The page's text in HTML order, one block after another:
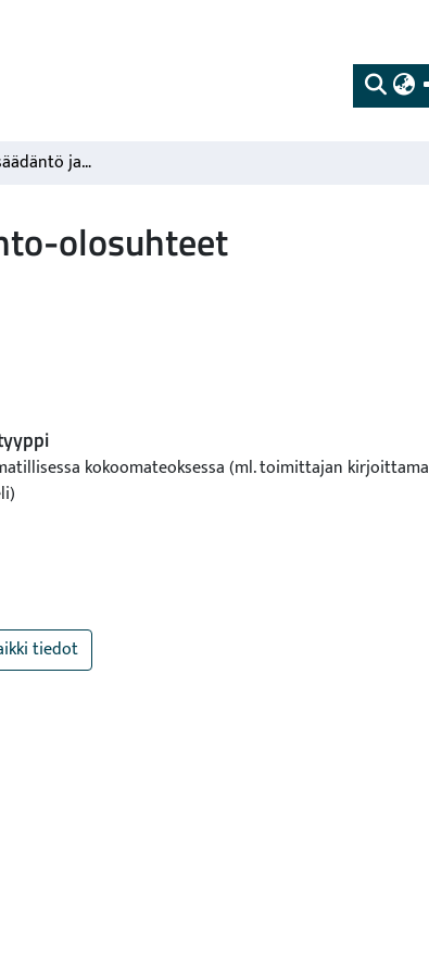
Eläinsuojelulainsäädäntö ja tuotanto-olosuhteet
olosuhteet
kokoomateoksessa (ml. toimittajan kirjoittama
tiedot